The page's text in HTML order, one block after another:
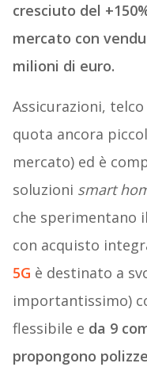
cresciuto del
mercato con
milioni di euro.
Assicurazioni,
quota ancora
mercato) ed è
soluzioni smart
che sperimentano
con acquisto
5G è destinato a
importantissimo)
flessibile e da 9
propongono